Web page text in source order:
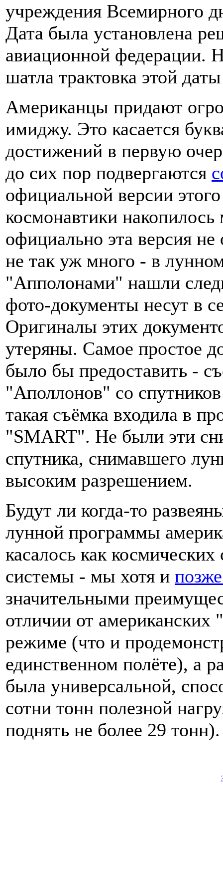
учреждения Всемирного
Дата была установлена
авиационной федерации.
шатла трактовка этой
Американцы придают
имиджу. Это касается
достижений в первую
до сих пор подвергаются
официальной версии
космонавтики
официально эта версия не
не так уж много - в
"Апполонами" нашли
фото-документы несут в
Оригиналы этих
утеряны. Самое простое
было бы предоставить -
"Аполлонов" со
такая съёмка входила в
"SMART". Не были эти
спутника, снимавшего
высоким разрешением.
Будут ли когда-то
лунной программы
касалось как
системы - мы хотя и
значительными
отличии от американских
режиме (что и
единственном полёте), а
была универсальной,
сотни тонн полезной
поднять не более 29 тонн).